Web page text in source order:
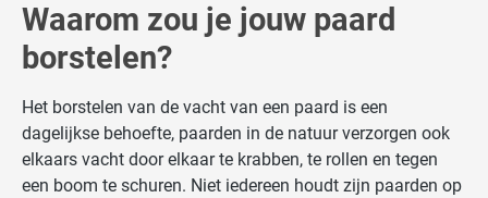
Waarom zou je jouw paard
borstelen?
Het borstelen van de vacht van een paard is een
dagelijkse behoefte, paarden in de natuur verzorgen ook
elkaars vacht door elkaar te krabben, te rollen en tegen
een boom te schuren. Niet iedereen houdt zijn paarden op